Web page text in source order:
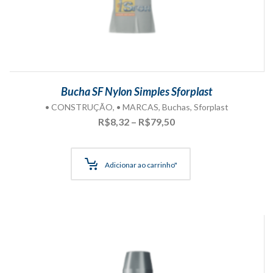
Bucha SF Nylon Simples Sforplast
• CONSTRUÇÃO, • MARCAS, Buchas, Sforplast
R$8,32 – R$79,50Faixa
preço:
através
R$79,50
Adicionar ao carrinho"